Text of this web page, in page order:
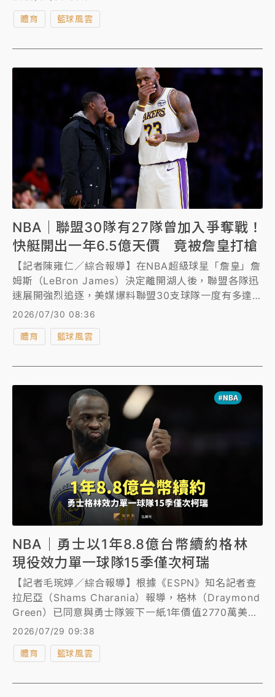
Paul）卻爆料，詹姆斯極可能再打2到4個賽季，若此
事成真，NBA傳奇中鋒歐尼爾（Shaquille O'Neal）直
體育 籃球風雲
NBA｜聯盟30隊有27隊曾加入爭奪戰！
快艇開出一年6.5億天價 竟被詹皇打槍
【記者陳雍仁／綜合報導】在NBA超級球星「詹皇」詹
姆斯（LeBron James）決定離開湖人後，聯盟各隊迅
速展開強烈追逐，美媒爆料聯盟30支球隊一度有多達
27隊與詹姆斯的經紀人保羅（Rich Paul）進行接洽，
2026/07/30 08:36
體育 籃球風雲
NBA｜勇士以1年8.8億台幣續約格林
現役效力單一球隊15季僅次柯瑞
【記者毛琬婷／綜合報導】根據《ESPN》知名記者查
拉尼亞（Shams Charania）報導，格林（Draymond
Green）已同意與勇士隊簽下一紙1年價值2770萬美元
（約新台幣8.8億元）的合約，將迎來他生涯第15個球
季。
2026/07/29 09:38
體育 籃球風雲